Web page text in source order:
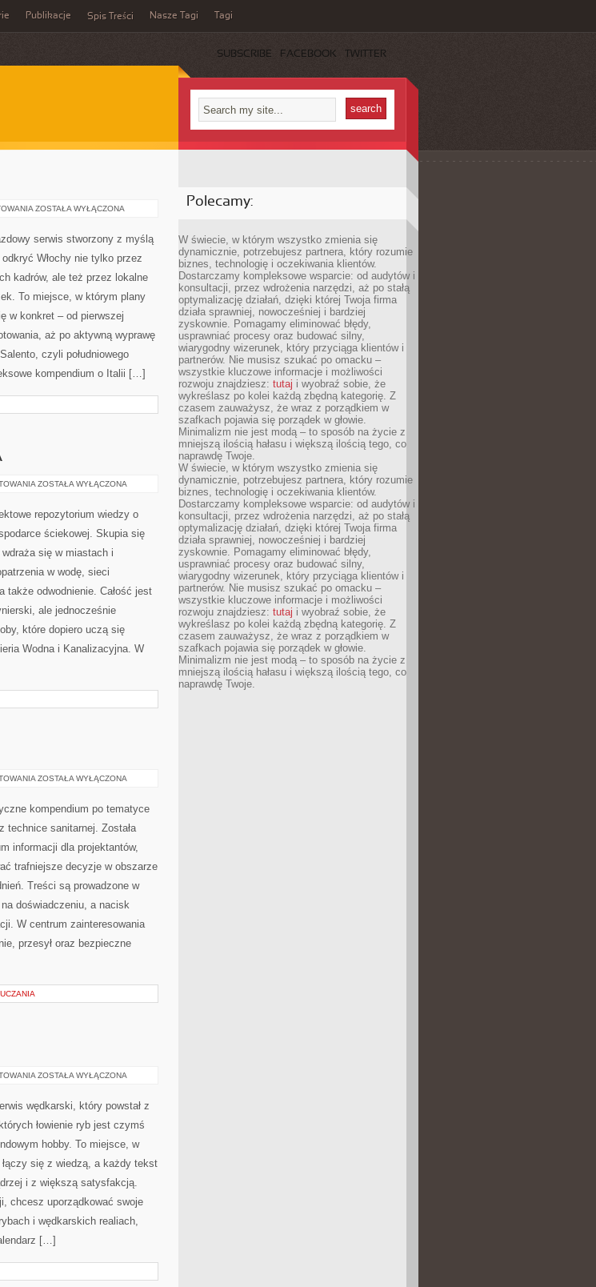
Publikacje Spis Treści Nasze Tagi Tagi
SUBSCRIBE FACEBOOK TWITTER
TARENT
ZOSTAŁA WYŁĄCZONA
serwis stworzony z myślą
Włochy nie tylko przez
kadrów, ale też przez lokalne
To miejsce, w którym plany
w konkret – od pierwszej
aż po aktywną wyprawę
czyli południowego
kompendium o Italii […]
KANALIZACJA
ZOSTAŁA WYŁĄCZONA
repozytorium wiedzy o
ściekowej. Skupia się
się w miastach i
w wodę, sieci
także odwodnienie. Całość jest
ale jednocześnie
które dopiero uczą się
Wodna i Kanalizacyjna. W
FOTOWOLTAIKA
ZOSTAŁA WYŁĄCZONA
kompendium po tematyce
technice sanitarnej. Została
informacji dla projektantów,
trafniejsze decyzje w obszarze
Treści są prowadzone w
doświadczeniu, a nacisk
W centrum zainteresowania
przesył oraz bezpieczne
TESTY
ZOSTAŁA WYŁĄCZONA
wędkarski, który powstał z
łowienie ryb jest czymś
hobby. To miejsce, w
się z wiedzą, a każdy tekst
i z większą satysfakcją.
chcesz uporządkować swoje
i wędkarskich realiach,
[…]
Polecamy:
W świecie, w którym wszystko zmienia się
dynamicznie, potrzebujesz partnera, który rozumie
biznes, technologię i oczekiwania klientów.
Dostarczamy kompleksowe wsparcie: od audytów i
konsultacji, przez wdrożenia narzędzi, aż po stałą
optymalizację działań, dzięki której Twoja firma
działa sprawniej, nowocześniej i bardziej
zyskownie. Pomagamy eliminować błędy,
usprawniać procesy oraz budować silny,
wiarygodny wizerunek, który przyciąga klientów i
partnerów. Nie musisz szukać po omacku –
wszystkie kluczowe informacje i możliwości
rozwoju znajdziesz: tutaj i wyobraź sobie, że
wykreślasz po kolei każdą zbędną kategorię. Z
czasem zauważysz, że wraz z porządkiem w
szafkach pojawia się porządek w głowie.
Minimalizm nie jest modą – to sposób na życie z
mniejszą ilością hałasu i większą ilością tego, co
naprawdę Twoje.
W świecie, w którym wszystko zmienia się
dynamicznie, potrzebujesz partnera, który rozumie
biznes, technologię i oczekiwania klientów.
Dostarczamy kompleksowe wsparcie: od audytów i
konsultacji, przez wdrożenia narzędzi, aż po stałą
optymalizację działań, dzięki której Twoja firma
działa sprawniej, nowocześniej i bardziej
zyskownie. Pomagamy eliminować błędy,
usprawniać procesy oraz budować silny,
wiarygodny wizerunek, który przyciąga klientów i
partnerów. Nie musisz szukać po omacku –
wszystkie kluczowe informacje i możliwości
rozwoju znajdziesz: tutaj i wyobraź sobie, że
wykreślasz po kolei każdą zbędną kategorię. Z
czasem zauważysz, że wraz z porządkiem w
szafkach pojawia się porządek w głowie.
Minimalizm nie jest modą – to sposób na życie z
mniejszą ilością hałasu i większą ilością tego, co
naprawdę Twoje.